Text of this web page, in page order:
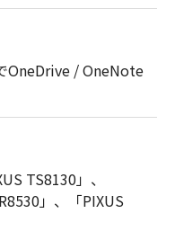
OneDrive / OneNote
TS8130」、
」、「PIXUS